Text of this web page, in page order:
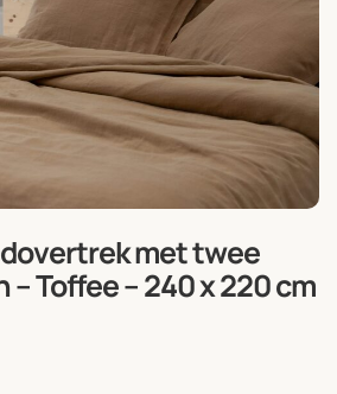
met twee
Toffee – 240 x 220 cm